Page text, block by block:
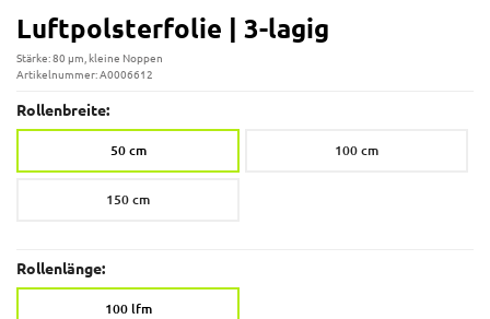
Luftpolsterfolie | 3-lagig
Stärke: 80 µm, kleine Noppen
Artikelnummer: A0006612
Rollenbreite:
50 cm 100 cm
150 cm
Rollenlänge:
100 lfm